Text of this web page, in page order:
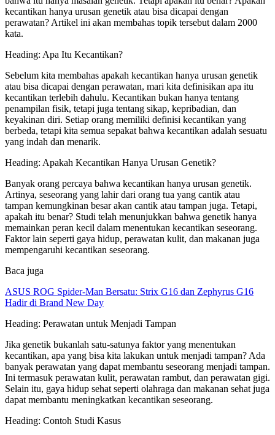
kecantikan hanya urusan genetik atau bisa dicapai dengan
perawatan? Artikel ini akan membahas topik tersebut dalam 2000
kata.
Heading: Apa Itu Kecantikan?
Sebelum kita membahas apakah kecantikan hanya urusan genetik
atau bisa dicapai dengan perawatan, mari kita definisikan apa itu
kecantikan terlebih dahulu. Kecantikan bukan hanya tentang
penampilan fisik, tetapi juga tentang sikap, kepribadian, dan
keyakinan diri. Setiap orang memiliki definisi kecantikan yang
berbeda, tetapi kita semua sepakat bahwa kecantikan adalah sesuatu
yang indah dan menarik.
Heading: Apakah Kecantikan Hanya Urusan Genetik?
Banyak orang percaya bahwa kecantikan hanya urusan genetik.
Artinya, seseorang yang lahir dari orang tua yang cantik atau
tampan kemungkinan besar akan cantik atau tampan juga. Tetapi,
apakah itu benar? Studi telah menunjukkan bahwa genetik hanya
memainkan peran kecil dalam menentukan kecantikan seseorang.
Faktor lain seperti gaya hidup, perawatan kulit, dan makanan juga
mempengaruhi kecantikan seseorang.
Baca juga
ASUS ROG Spider-Man Bersatu: Strix G16 dan Zephyrus G16
Hadir di Brand New Day
Heading: Perawatan untuk Menjadi Tampan
Jika genetik bukanlah satu-satunya faktor yang menentukan
kecantikan, apa yang bisa kita lakukan untuk menjadi tampan? Ada
banyak perawatan yang dapat membantu seseorang menjadi tampan.
Ini termasuk perawatan kulit, perawatan rambut, dan perawatan gigi.
Selain itu, gaya hidup sehat seperti olahraga dan makanan sehat juga
dapat membantu meningkatkan kecantikan seseorang.
Heading: Contoh Studi Kasus